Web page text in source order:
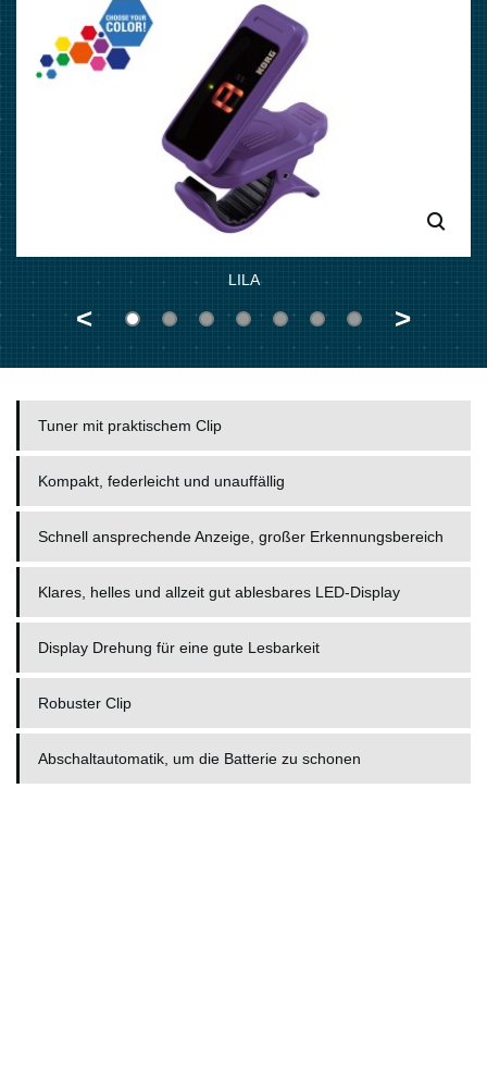
LILA
< >
Tuner mit praktischem Clip
Kompakt, federleicht und unauffällig
Schnell ansprechende Anzeige, großer Erkennungsbereich
Klares, helles und allzeit gut ablesbares LED­-Display
Display ­Drehung für eine gute Lesbarkeit
Robuster Clip
Abschaltautomatik, um die Batterie zu schonen